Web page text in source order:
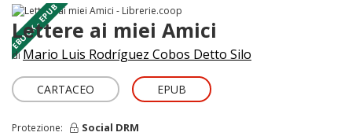
EBOOK - EPUB
Lettere ai miei Amici
diMario Luis Rodríguez Cobos Detto Silo
CARTACEO EPUB
Protezione: Social DRM